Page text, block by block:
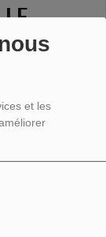
et les
DU